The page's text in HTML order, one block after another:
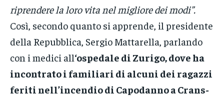
riprendere la loro vita nel migliore dei modi”.
Così, secondo quanto si apprende, il presidente
della Repubblica, Sergio Mattarella, parlando
con i medici all‘ospedale di Zurigo, dove ha
incontrato i familiari di alcuni dei ragazzi
feriti nell’incendio di Capodanno a Crans-